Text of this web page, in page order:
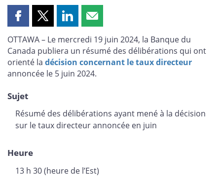
Partager
page
sur
Facebook
Partager
page
sur
X
Partager
page
sur
LinkedIn
Partager
page
par
courriel
OTTAWA – Le mercredi 19 juin 2024, la Banque du
Canada publiera un résumé des délibérations qui ont
orienté la décision concernant le taux directeur
annoncée le 5 juin 2024.
Sujet
Résumé des délibérations ayant mené à la décision
sur le taux directeur annoncée en juin
Heure
13 h 30 (heure de l’Est)